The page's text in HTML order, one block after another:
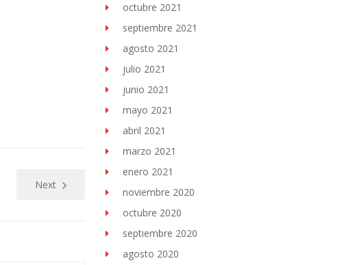
Next
octubre 2021
septiembre 2021
agosto 2021
julio 2021
junio 2021
mayo 2021
abril 2021
marzo 2021
enero 2021
noviembre 2020
octubre 2020
septiembre 2020
agosto 2020